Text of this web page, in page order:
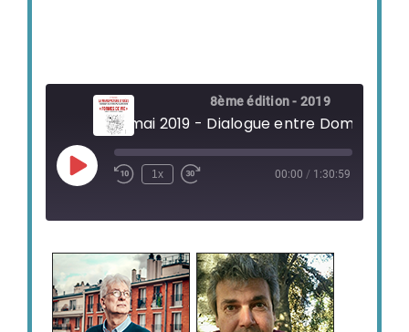
8ème édition - 2019
Play
Episode
1x 00:00 / 1:30:59